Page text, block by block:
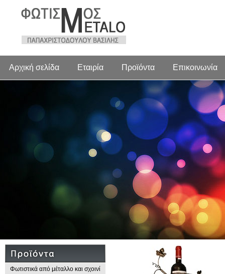
Αρχική σελίδα Εταιρία Προϊόντα Επικοινωνία
Φωτιστικά από μέταλλο και σχοινί